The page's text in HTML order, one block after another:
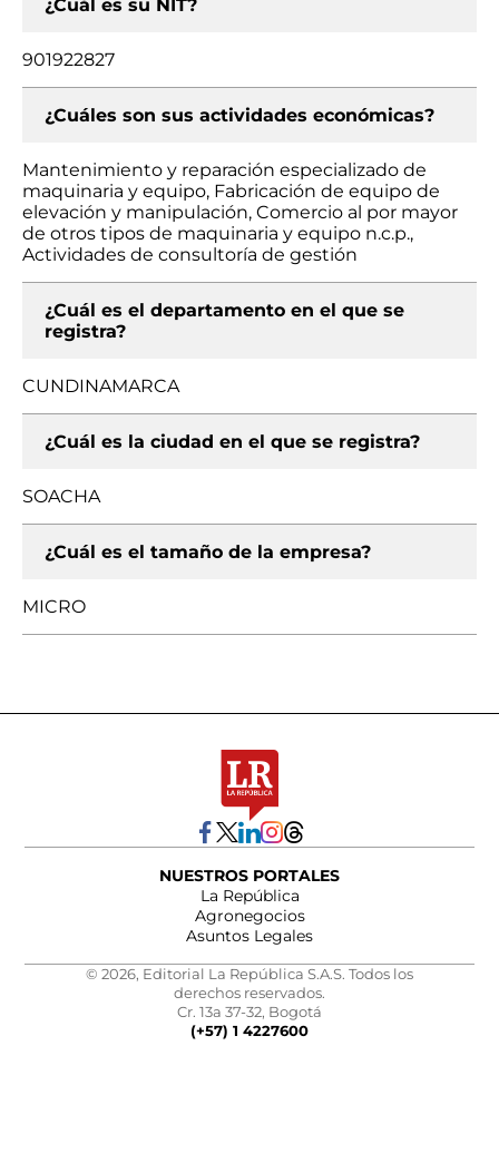
¿Cuál es su NIT?
901922827
¿Cuáles son sus actividades económicas?
Mantenimiento y reparación especializado de
maquinaria y equipo, Fabricación de equipo de
elevación y manipulación, Comercio al por mayor
de otros tipos de maquinaria y equipo n.c.p.,
Actividades de consultoría de gestión
¿Cuál es el departamento en el que se
registra?
CUNDINAMARCA
¿Cuál es la ciudad en el que se registra?
SOACHA
¿Cuál es el tamaño de la empresa?
MICRO
NUESTROS PORTALES
La República
Agronegocios
Asuntos Legales
© 2026, Editorial La República S.A.S. Todos los
derechos reservados.
Cr. 13a 37-32, Bogotá
(+57) 1 4227600